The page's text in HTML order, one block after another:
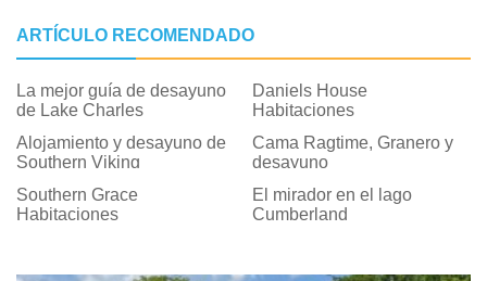
ARTÍCULO RECOMENDADO
La mejor guía de desayuno
de Lake Charles
Daniels House
Habitaciones
Alojamiento y desayuno de
Southern Viking
Cama Ragtime, Granero y
desayuno
Southern Grace
Habitaciones
El mirador en el lago
Cumberland